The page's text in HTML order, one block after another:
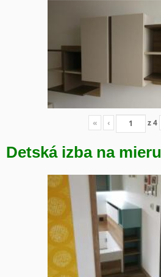
« ‹ z4
Detská izba na mieru